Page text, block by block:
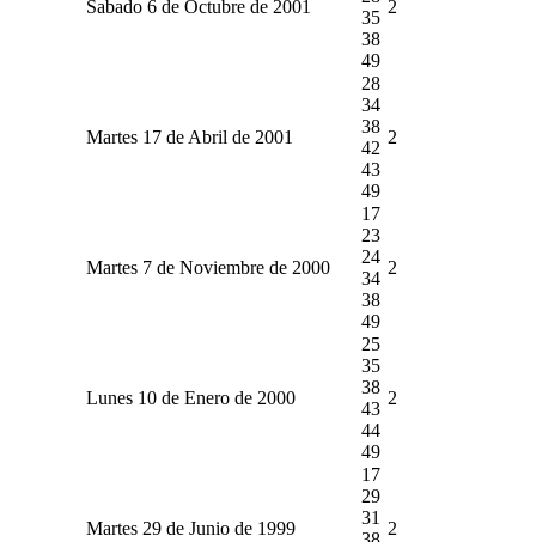
Sabado 6 de Octubre de 2001
35
38
49
2
Martes 17 de Abril de 2001
28
34
38
42
43
49
2
Martes 7 de Noviembre de 2000
17
23
24
34
38
49
2
Lunes 10 de Enero de 2000
25
35
38
43
44
49
2
Martes 29 de Junio de 1999
17
29
31
2